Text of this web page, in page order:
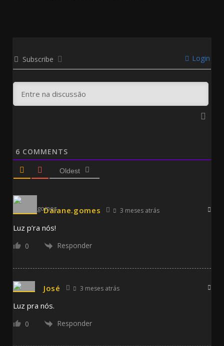
Subscribe Login
6 COMMENTS
Oldest
Daiane.gomes 3 meses atrás
Luz p’ra nós!
0 Responder
José 3 meses atrás
Luz pra nós.
0 Responder